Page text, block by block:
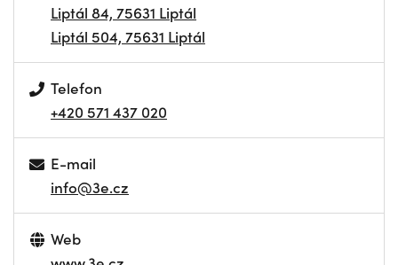
Liptál 84, 75631 Liptál
Liptál 504, 75631 Liptál
Telefon
+420 571 437 020
E-mail
info@3e.cz
Web